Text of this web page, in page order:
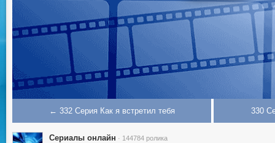
← 332 Серия Как я встретил тебя 330
Сериалы онлайн · 144784 ролика